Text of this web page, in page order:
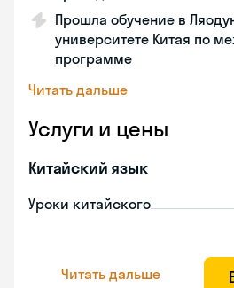
Прошла обучение в
университете Китая по
программе
Читать дальше
Услуги и цены
Китайский язык
Уроки китайского
Читать дальше